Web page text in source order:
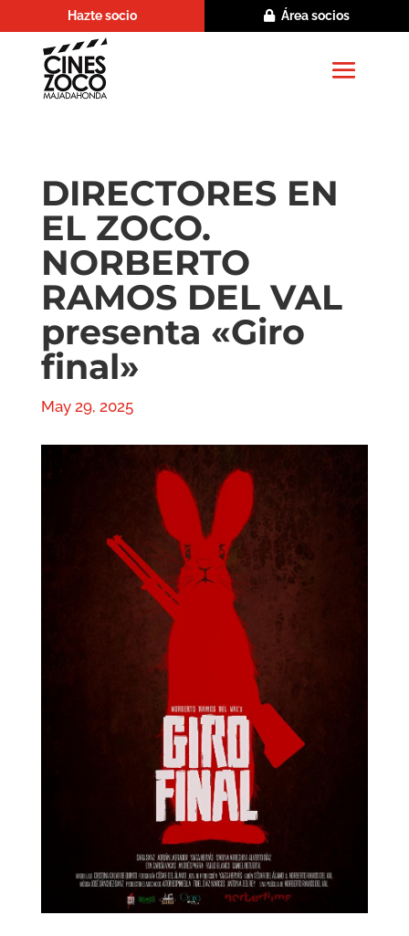
Hazte socio Área socios
DIRECTORES EN
EL ZOCO.
NORBERTO
RAMOS DEL VAL
presenta «Giro
final»
May 29, 2025